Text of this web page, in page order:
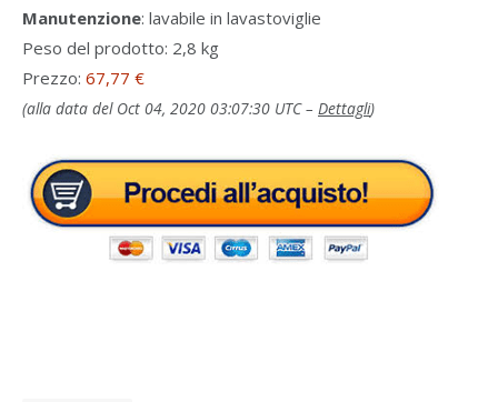
Manutenzione: lavabile in lavastoviglie
Peso del prodotto: 2,8 kg
Prezzo: 67,77 €
(alla data del Oct 04, 2020 03:07:30 UTC – Dettagli)